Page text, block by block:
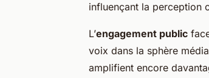
influençant la perception
L’engagement public
voix dans la sphère
amplifient encore